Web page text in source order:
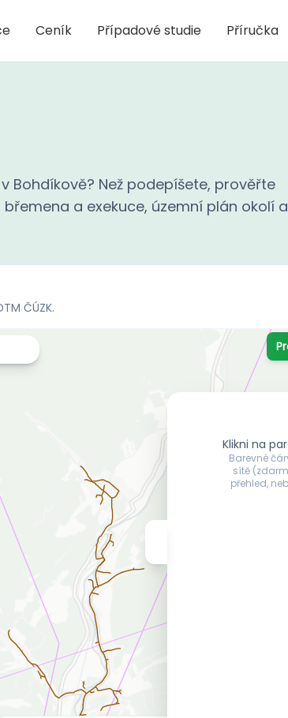
Ceník Případové studie Příručka
Než podepíšete, prověřte
a exekuce, územní plán okolí a
ČÚZK.